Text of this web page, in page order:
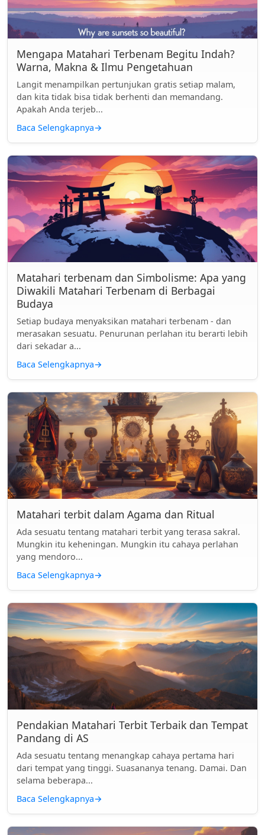
Mengapa Matahari Terbenam Begitu Indah?
Warna, Makna & Ilmu Pengetahuan
Langit menampilkan pertunjukan gratis setiap malam,
dan kita tidak bisa tidak berhenti dan memandang.
Apakah Anda terjeb...
Baca Selengkapnya→
Matahari terbenam dan Simbolisme: Apa yang
Diwakili Matahari Terbenam di Berbagai
Budaya
Setiap budaya menyaksikan matahari terbenam - dan
merasakan sesuatu. Penurunan perlahan itu berarti lebih
dari sekadar a...
Baca Selengkapnya→
Matahari terbit dalam Agama dan Ritual
Ada sesuatu tentang matahari terbit yang terasa sakral.
Mungkin itu keheningan. Mungkin itu cahaya perlahan
yang mendoro...
Baca Selengkapnya→
Pendakian Matahari Terbit Terbaik dan Tempat
Pandang di AS
Ada sesuatu tentang menangkap cahaya pertama hari
dari tempat yang tinggi. Suasananya tenang. Damai. Dan
selama beberapa...
Baca Selengkapnya→